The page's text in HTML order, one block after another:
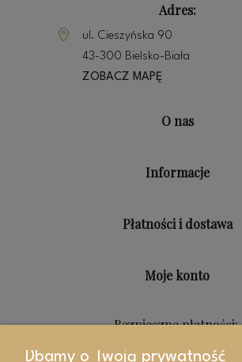
Adres:
ul. Cieszyńska 90
43-300 Bielsko-Biała
ZOBACZ MAPĘ
O nas
Informacje
Płatności i dostawa
Moje konto
Bezpieczne płatności:
Dbamy o Twoją prywatność